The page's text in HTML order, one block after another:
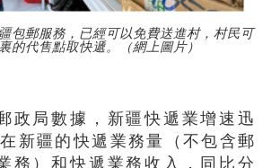
包郵服務，已經可以免費送進村，村民可
的代售點取快遞。（網上圖片）
局數據，新疆快遞業增速迅
新疆的快遞業務量（不包含郵
務）和快遞業務收入，同比分